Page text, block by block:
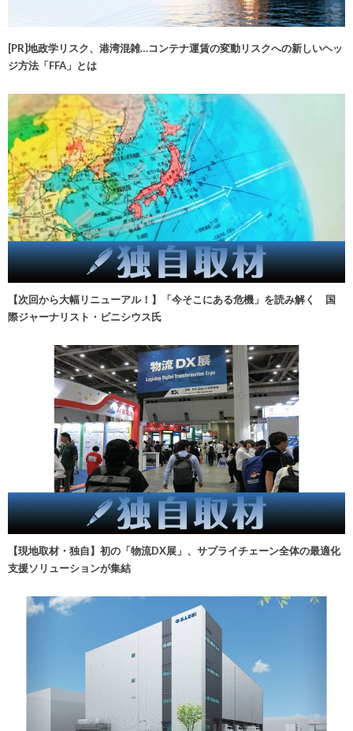
[PR]地政学リスク、港湾混雑…コンテナ運賃の変動リスクへの新しいヘッ
ジ方法「FFA」とは
【次回から大幅リニューアル！】「今そこにある危機」を読み解く 国
際ジャーナリスト・ビニシウス氏
【現地取材・独自】初の「物流DX展」、サプライチェーン全体の最適化
支援ソリューションが集結